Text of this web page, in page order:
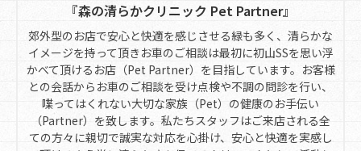
『森の清らかクリニック Pet Partner』
郊外型のお店で安心と快適を感じさせる緑も多く、清らかな
イメージを持って頂きお車のご相談は最初に初山SSを思い浮
かべて頂けるお店（Pet Partner）を目指しています。お客様
との会話からお車のご相談を受け点検や不調の問診を行い、
喋ってはくれない大切な家族（Pet）の健康のお手伝い
（Partner）を致します。私たちスタッフはご来店される全
ての方々に親切で誠実な対応を心掛け、安心と快適を実感し